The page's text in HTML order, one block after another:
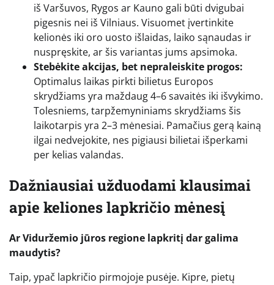
iš Varšuvos, Rygos ar Kauno gali būti dvigubai
pigesnis nei iš Vilniaus. Visuomet įvertinkite
kelionės iki oro uosto išlaidas, laiko sąnaudas ir
nuspręskite, ar šis variantas jums apsimoka.
Stebėkite akcijas, bet nepraleiskite progos:
Optimalus laikas pirkti bilietus Europos
skrydžiams yra maždaug 4–6 savaitės iki išvykimo.
Tolesniems, tarpžemyniniams skrydžiams šis
laikotarpis yra 2–3 mėnesiai. Pamačius gerą kainą
ilgai nedvejokite, nes pigiausi bilietai išperkami
per kelias valandas.
Dažniausiai užduodami klausimai
apie keliones lapkričio mėnesį
Ar Viduržemio jūros regione lapkritį dar galima
maudytis?
Taip, ypač lapkričio pirmojoje pusėje. Kipre, pietų